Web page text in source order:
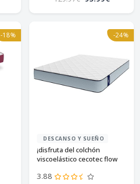
-18% -24%
DESCANSO Y SUEÑO
¡disfruta del colchón
viscoelástico cecotec flow
3.88